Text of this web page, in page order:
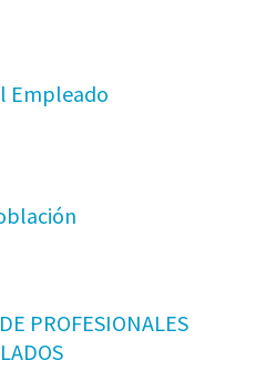
Empleado
PROFESIONALES